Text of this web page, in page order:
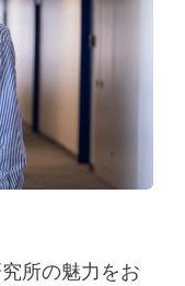
所の魅力をお